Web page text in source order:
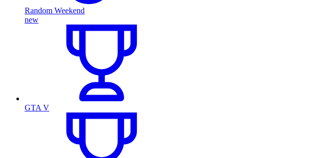
Random Weekend
new
GTA V